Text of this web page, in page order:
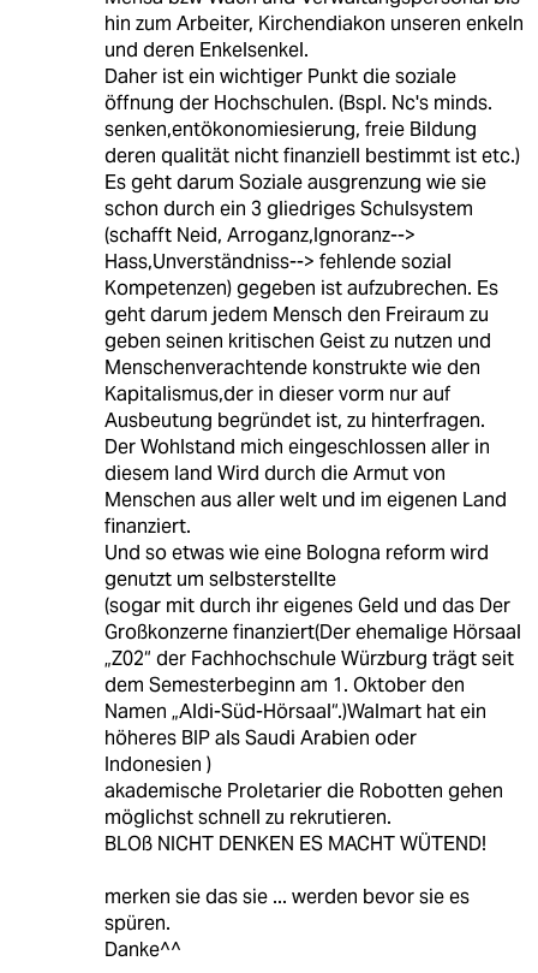
hin zum Arbeiter, Kirchendiakon unseren enkeln
und deren Enkelsenkel.
Daher ist ein wichtiger Punkt die soziale
öffnung der Hochschulen. (Bspl. Nc's minds.
senken,entökonomiesierung, freie Bildung
deren qualität nicht finanziell bestimmt ist etc.)
Es geht darum Soziale ausgrenzung wie sie
schon durch ein 3 gliedriges Schulsystem
(schafft Neid, Arroganz,Ignoranz-->
Hass,Unverständniss--> fehlende sozial
Kompetenzen) gegeben ist aufzubrechen. Es
geht darum jedem Mensch den Freiraum zu
geben seinen kritischen Geist zu nutzen und
Menschenverachtende konstrukte wie den
Kapitalismus,der in dieser vorm nur auf
Ausbeutung begründet ist, zu hinterfragen.
Der Wohlstand mich eingeschlossen aller in
diesem land Wird durch die Armut von
Menschen aus aller welt und im eigenen Land
finanziert.
Und so etwas wie eine Bologna reform wird
genutzt um selbsterstellte
(sogar mit durch ihr eigenes Geld und das Der
Großkonzerne finanziert(Der ehemalige Hörsaal
„Z02“ der Fachhochschule Würzburg trägt seit
dem Semesterbeginn am 1. Oktober den
Namen „Aldi-Süd-Hörsaal“.)Walmart hat ein
höheres BIP als Saudi Arabien oder
Indonesien )
akademische Proletarier die Robotten gehen
möglichst schnell zu rekrutieren.
BLOß NICHT DENKEN ES MACHT WÜTEND!
merken sie das sie ... werden bevor sie es
spüren.
Danke^^